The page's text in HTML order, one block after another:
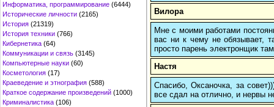
Информатика, программирование (6444)
Исторические личности (2165)
История (21319)
История техники (766)
Кибернетика (64)
Коммуникации и связь (3145)
Компьютерные науки (60)
Косметология (17)
Краеведение и этнография (588)
Краткое содержание произведений (1000)
Криминалистика (106)
Вилора
Мне с моими работами
вас ни к чему не обязывает,
просто парень электронщик
Настя
Спасибо, Оксаночка, за
все сдал на отлично, и нервы